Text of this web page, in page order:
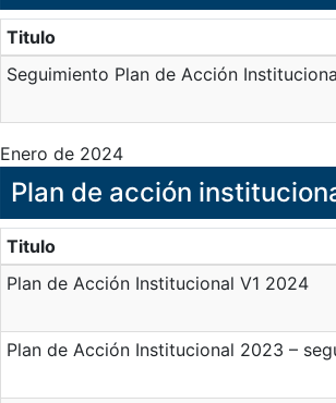
Titulo
Seguimiento Plan de Acción
Enero de 2024
Plan de acción
Titulo
Plan de Acción Institucional V1 2024
Plan de Acción Institucional 2023 –